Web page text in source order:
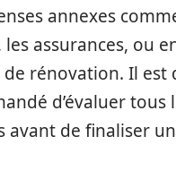
annexes
assurances, ou
rénovation. Il est
d’évaluer tous
avant de finaliser